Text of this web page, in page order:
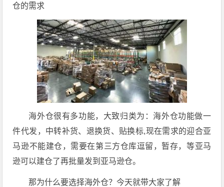
仓的需求
海外仓很有多功能，大致归类为：海外仓功能做一
件代发，中转补货、退换货、贴换标,现在需求的迎合亚
马逊不能建仓，需要在第三方仓库逗留，暂存，等亚马
逊可以建仓了再批量发到亚马逊仓。
那为什么要选择海外仓？今天就带大家了解